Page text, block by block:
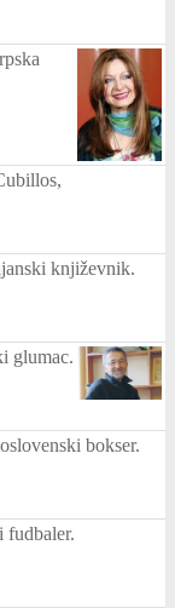
književnik.
glumac.
bokser.
fudbaler.